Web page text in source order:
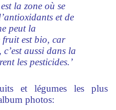
la zone où se
et de
peut la
fruit est bio, car
c’est aussi dans la
les pesticides.’
et légumes les plus
photos: